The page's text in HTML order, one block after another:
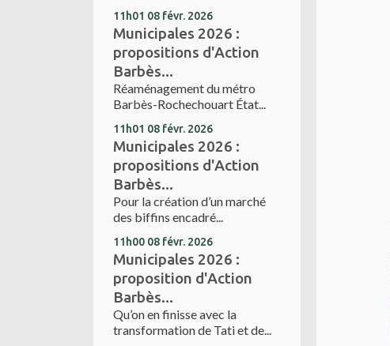
11h01 08 févr. 2026
Municipales 2026 :
propositions d'Action
Barbès...
Réaménagement du métro
Barbès-Rochechouart État...
11h01 08 févr. 2026
Municipales 2026 :
propositions d'Action
Barbès...
Pour la création d’un marché
des biffins encadré...
11h00 08 févr. 2026
Municipales 2026 :
proposition d'Action
Barbès...
Qu’on en finisse avec la
transformation de Tati et de...